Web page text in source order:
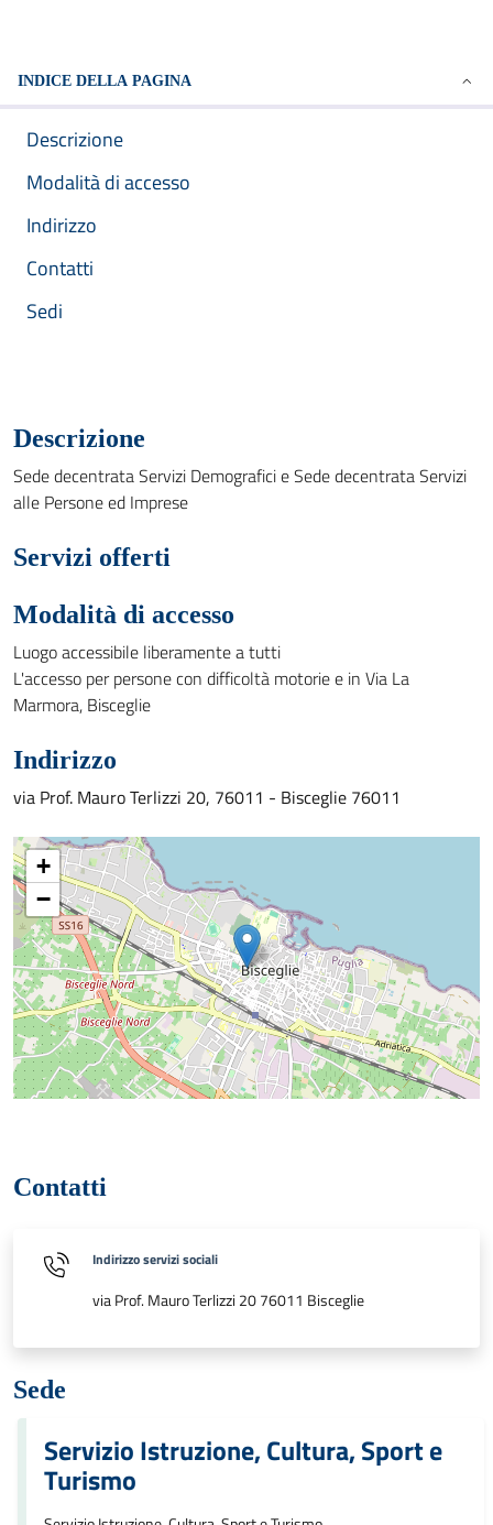
INDICE DELLA PAGINA
Descrizione
Modalità di accesso
Indirizzo
Contatti
Sedi
Descrizione
Sede decentrata Servizi Demografici e Sede decentrata Servizi
alle Persone ed Imprese
Servizi offerti
Modalità di accesso
Luogo accessibile liberamente a tutti
L'accesso per persone con difficoltà motorie e in Via La
Marmora, Bisceglie
Indirizzo
via Prof. Mauro Terlizzi 20, 76011 - Bisceglie 76011
+
−
Contatti
Indirizzo servizi sociali
via Prof. Mauro Terlizzi 20 76011 Bisceglie
Sede
Servizio Istruzione, Cultura, Sport e
Turismo